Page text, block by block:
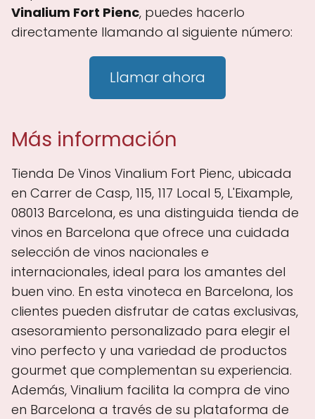
Vinalium Fort Pienc, puedes hacerlo
directamente llamando al siguiente número:
Llamar ahora
Más información
Tienda De Vinos Vinalium Fort Pienc, ubicada
en Carrer de Casp, 115, 117 Local 5, L'Eixample,
08013 Barcelona, es una distinguida tienda de
vinos en Barcelona que ofrece una cuidada
selección de vinos nacionales e
internacionales, ideal para los amantes del
buen vino. En esta vinoteca en Barcelona, los
clientes pueden disfrutar de catas exclusivas,
asesoramiento personalizado para elegir el
vino perfecto y una variedad de productos
gourmet que complementan su experiencia.
Además, Vinalium facilita la compra de vino
en Barcelona a través de su plataforma de